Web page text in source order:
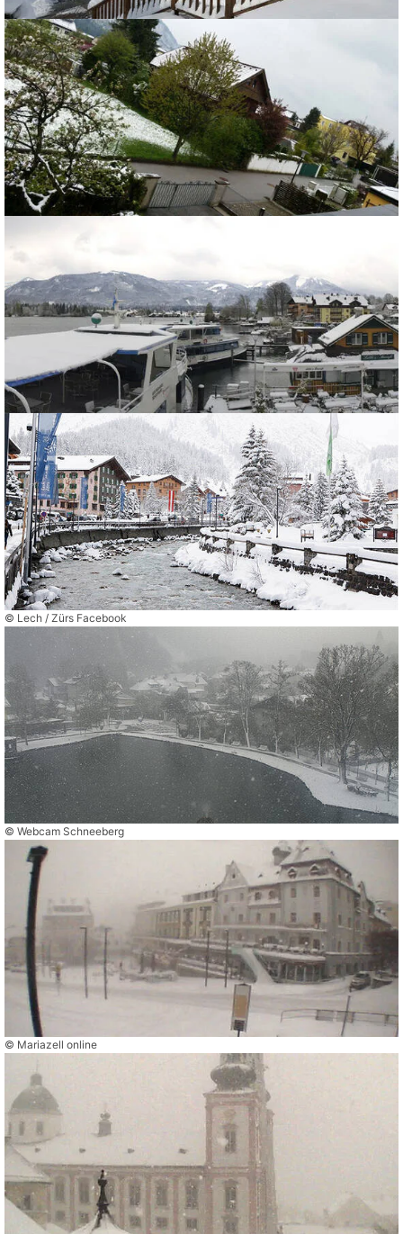
© Lech / Zürs Facebook
© Webcam Schneeberg
© Mariazell online